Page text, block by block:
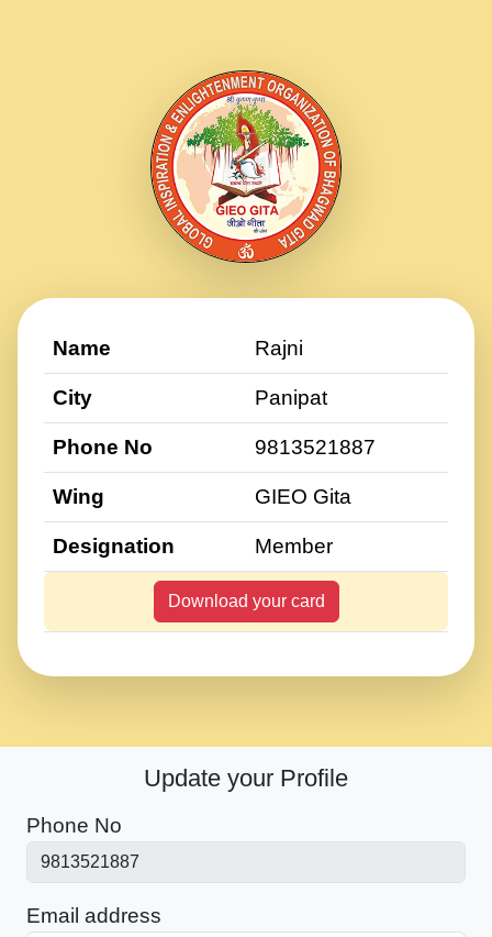
Name Rajni
City Panipat
Phone No 9813521887
Wing GIEO Gita
Designation Member
Download your card
Update your Profile
Phone No
Email address